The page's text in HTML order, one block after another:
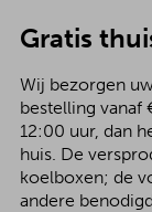
Gratis
Wij bezorgen
bestelling vanaf
12:00 uur, dan
huis. De
koelboxen; de
andere